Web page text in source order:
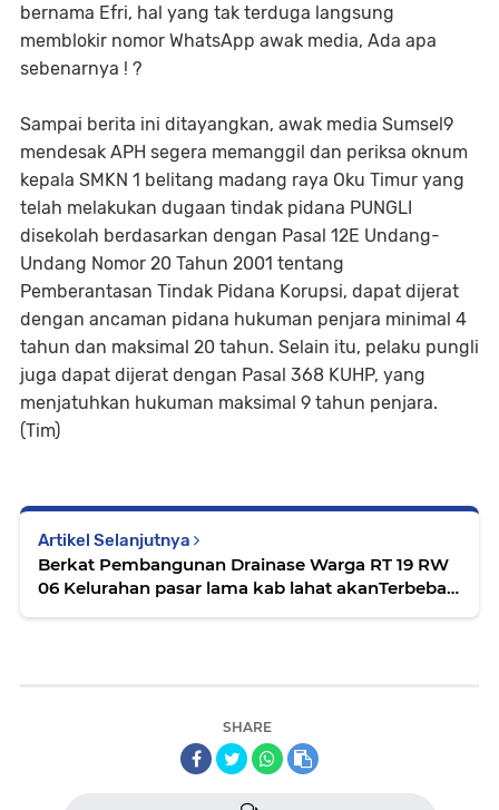
bernama Efri, hal yang tak terduga langsung
memblokir nomor WhatsApp awak media, Ada apa
sebenarnya ! ?
Sampai berita ini ditayangkan, awak media Sumsel9
mendesak APH segera memanggil dan periksa oknum
kepala SMKN 1 belitang madang raya Oku Timur yang
telah melakukan dugaan tindak pidana PUNGLI
disekolah berdasarkan dengan Pasal 12E Undang-
Undang Nomor 20 Tahun 2001 tentang
Pemberantasan Tindak Pidana Korupsi, dapat dijerat
dengan ancaman pidana hukuman penjara minimal 4
tahun dan maksimal 20 tahun. Selain itu, pelaku pungli
juga dapat dijerat dengan Pasal 368 KUHP, yang
menjatuhkan hukuman maksimal 9 tahun penjara.
(Tim)
Artikel Selanjutnya
Berkat Pembangunan Drainase Warga RT 19 RW
06 Kelurahan pasar lama kab lahat akanTerbebas
SHARE